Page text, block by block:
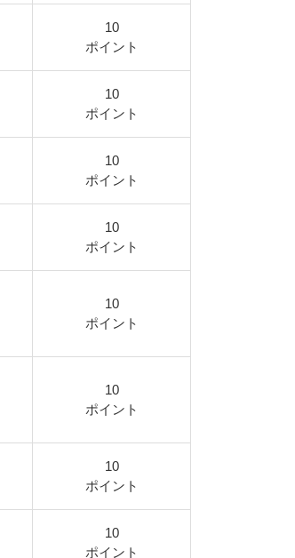
10
ポイント
10
ポイント
10
ポイント
10
ポイント
10
ポイント
10
ポイント
10
ポイント
10
ポイント